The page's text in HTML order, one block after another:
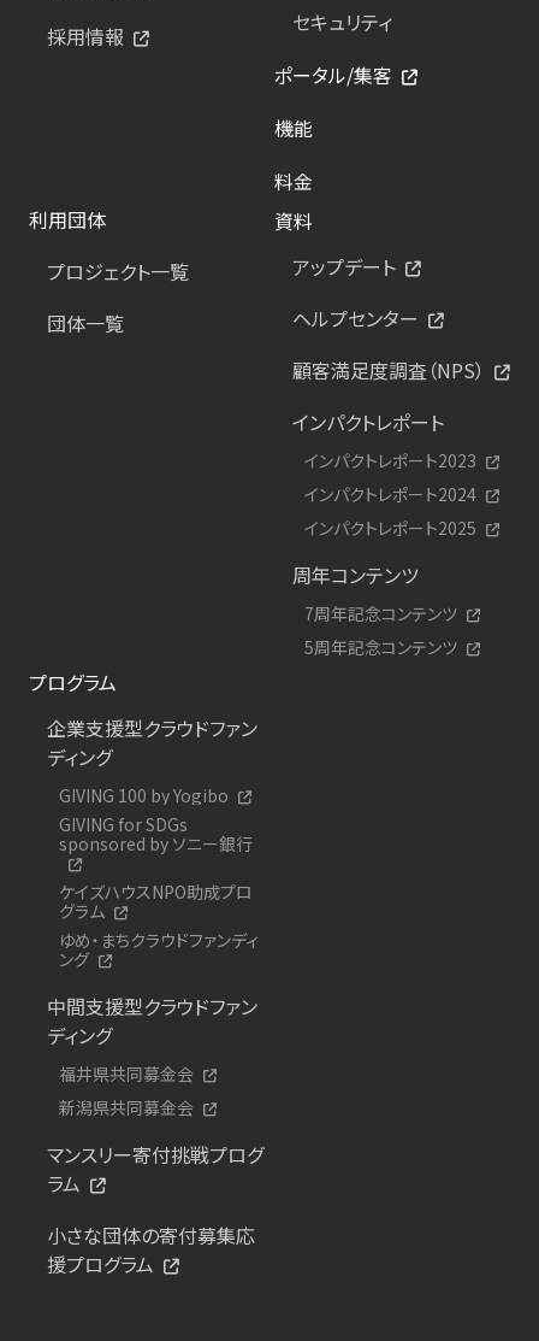
採用情報
セキュリティ
ポータル/集客
機能
料金
利用団体
プロジェクト一覧
団体一覧
資料
アップデート
ヘルプセンター
顧客満足度調査（NPS）
インパクトレポート
インパクトレポート2023
インパクトレポート2024
インパクトレポート2025
周年コンテンツ
7周年記念コンテンツ
5周年記念コンテンツ
プログラム
企業支援型クラウドファン
ディング
GIVING 100 by Yogibo
GIVING for SDGs
sponsored by ソニー銀行
ケイズハウスNPO助成プロ
グラム
ゆめ・まちクラウドファンディ
ング
中間支援型クラウドファン
ディング
福井県共同募金会
新潟県共同募金会
マンスリー寄付挑戦プログ
ラム
小さな団体の寄付募集応
援プログラム